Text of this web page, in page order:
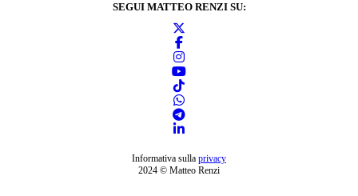
SEGUI MATTEO RENZI SU:
Informativa sulla privacy
2024 © Matteo Renzi